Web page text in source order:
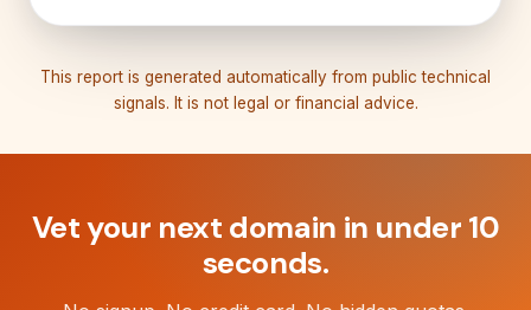
This report is generated automatically from public technical
signals. It is not legal or financial advice.
Vet your next domain in under 10
seconds.